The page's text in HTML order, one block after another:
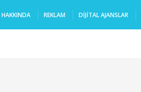
HAKKINDA REKLAM DIJITAL AJANSLAR